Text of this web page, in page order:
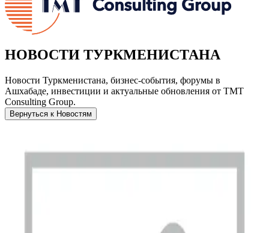
НОВОСТИ ТУРКМЕНИСТАНА
Новости Туркменистана, бизнес-события, форумы в
Ашхабаде, инвестиции и актуальные обновления от TMT
Consulting Group.
Вернуться к Новостям